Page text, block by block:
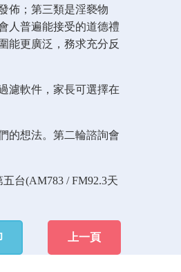
佈；第三類是淫褻物
人普遍能接受的道德禮
能更廣泛，務求充分反
濾軟件，家長可選擇在
的想法。第二輪諮詢會
台(AM783 / FM92.3天
上一頁